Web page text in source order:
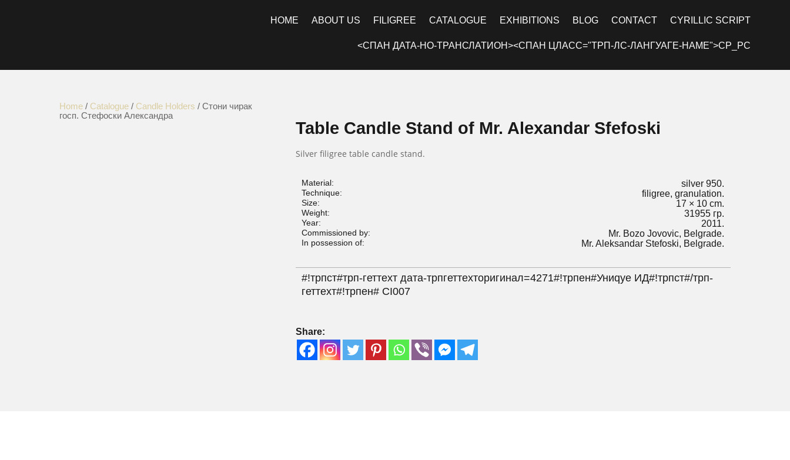
HOME ABOUT US FILIGREE CATALOGUE EXHIBITIONS BLOG CONTACT CYRILLIC SCRIPT
<СПАН ДАТА-НО-ТРАНСЛАТИОН><СПАН ЦЛАСС="ТРП-ЛС-ЛАНГУАГЕ-НАМЕ">СР_РС
Home/ Catalogue/ Candle Holders / Стони чирак
госп. Стефоски Александра
Table Candle Stand of Mr. Alexandar Sfefoski
Silver filigree table candle stand.
Material: silver 950.
Technique: filigree, granulation.
Size: 17 × 10 cm.
Weight: 31955 гр.
Year: 2011.
Commissioned by: Mr. Bozo Jovovic, Belgrade.
In possession of: Mr. Aleksandar Stefoski, Belgrade.
#!трпст#трп-геттеxт дата-трпгеттеxторигинал=4271#!трпен#Униqуе ИД#!трпст#/трп-
геттеxт#!трпен# CI007
Share: